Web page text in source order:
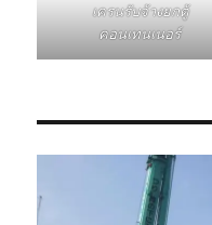
เครนรับจ้างยกตู้
คอนเทนเนอร์